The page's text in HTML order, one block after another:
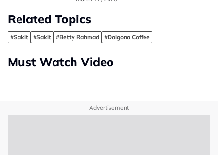
Related Topics
#Sakit #Sakit #Betty Rahmad #Dalgona Coffee
Must Watch Video
Advertisement